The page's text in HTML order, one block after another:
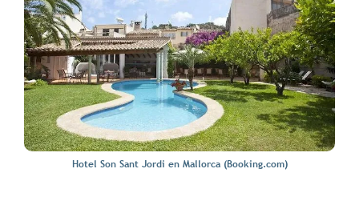
Hotel Son Sant Jordi en Mallorca (Booking.com)